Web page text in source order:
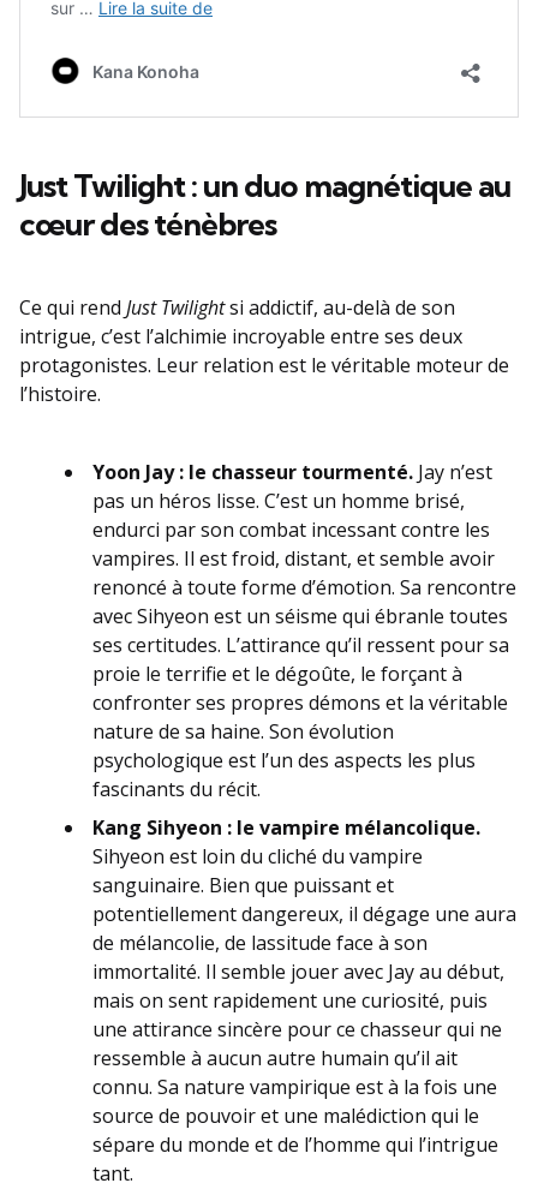
Just Twilight : un duo magnétique au
cœur des ténèbres
Ce qui rend Just Twilightsi addictif, au-delà de son
intrigue, c’est l’alchimie incroyable entre ses deux
protagonistes. Leur relation est le véritable moteur de
l’histoire.
Yoon Jay : le chasseur tourmenté. Jay n’est
pas un héros lisse. C’est un homme brisé,
endurci par son combat incessant contre les
vampires. Il est froid, distant, et semble avoir
renoncé à toute forme d’émotion. Sa rencontre
avec Sihyeon est un séisme qui ébranle toutes
ses certitudes. L’attirance qu’il ressent pour sa
proie le terrifie et le dégoûte, le forçant à
confronter ses propres démons et la véritable
nature de sa haine. Son évolution
psychologique est l’un des aspects les plus
fascinants du récit.
Kang Sihyeon : le vampire mélancolique.
Sihyeon est loin du cliché du vampire
sanguinaire. Bien que puissant et
potentiellement dangereux, il dégage une aura
de mélancolie, de lassitude face à son
immortalité. Il semble jouer avec Jay au début,
mais on sent rapidement une curiosité, puis
une attirance sincère pour ce chasseur qui ne
ressemble à aucun autre humain qu’il ait
connu. Sa nature vampirique est à la fois une
source de pouvoir et une malédiction qui le
sépare du monde et de l’homme qui l’intrigue
tant.